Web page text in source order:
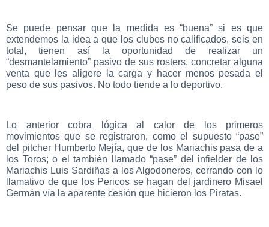
Se puede pensar que la medida es “buena” si es que
extendemos la idea a que los clubes no calificados, seis en
total, tienen así la oportunidad de realizar un
“desmantelamiento” pasivo de sus rosters, concretar alguna
venta que les aligere la carga y hacer menos pesada el
peso de sus pasivos. No todo tiende a lo deportivo.
Lo anterior cobra lógica al calor de los primeros
movimientos que se registraron, como el supuesto “pase”
del pitcher Humberto Mejía, que de los Mariachis pasa de a
los Toros; o el también llamado “pase” del infielder de los
Mariachis Luis Sardiñas a los Algodoneros, cerrando con lo
llamativo de que los Pericos se hagan del jardinero Misael
Germán vía la aparente cesión que hicieron los Piratas.